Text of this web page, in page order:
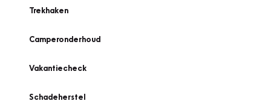
Trekhaken
Camperonderhoud
Vakantiecheck
Schadeherstel